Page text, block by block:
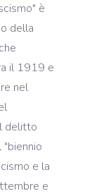
è
della
il 1919 e
nel
delitto
e la
e